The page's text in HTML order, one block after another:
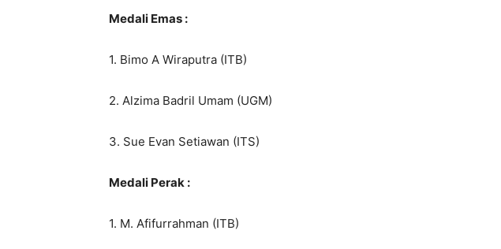
Medali Emas :
1. Bimo A Wiraputra (ITB)
2. Alzima Badril Umam (UGM)
3. Sue Evan Setiawan (ITS)
Medali Perak :
1. M. Afifurrahman (ITB)